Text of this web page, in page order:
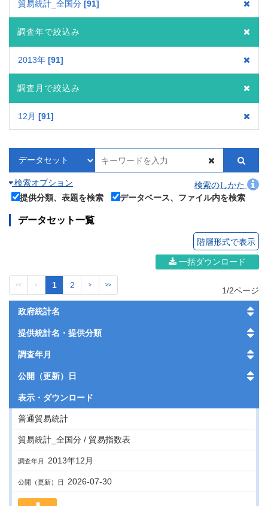
貿易統計_全国分 91
調査年で絞込み
2013年 91
調査月で絞込み
12月 91
検索オプション
検索のしかた
提供分類、表題を検索
データベース、ファイル内を検索
データセット一覧
階層形式で表示
一括ダウンロード
<< < 1 2 > >>
1/2ページ
政府統計名
提供統計名・提供分類
調査年月
公開（更新）日
表示・ ダウンロード
普通貿易統計
貿易統計_全国分 / 貿易指数表
調査年月 2013年12月
公開（更新）日 2026-07-30